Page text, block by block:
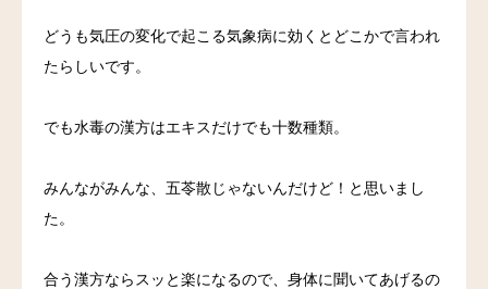
どうも気圧の変化で起こる気象病に効くとどこかで言われ
たらしいです。
でも水毒の漢方はエキスだけでも十数種類。
みんながみんな、五苓散じゃないんだけど！と思いまし
た。
合う漢方ならスッと楽になるので、身体に聞いてあげるの